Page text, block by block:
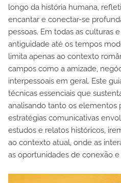
longo da história humana,
encantar e conectar-se
pessoas. Em todas as culturas
antiguidade até os tempos
limita apenas ao contexto
campos como a amizade,
interpessoais em geral. Este
técnicas essenciais que
analisando tanto os elementos
estratégias comunicativas
estudos e relatos históricos,
ao contexto atual, onde as
as oportunidades de conexão